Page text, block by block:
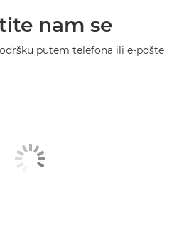
nam se
putem telefona ili e-pošte